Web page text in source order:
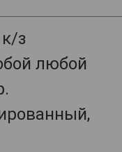
з
любой